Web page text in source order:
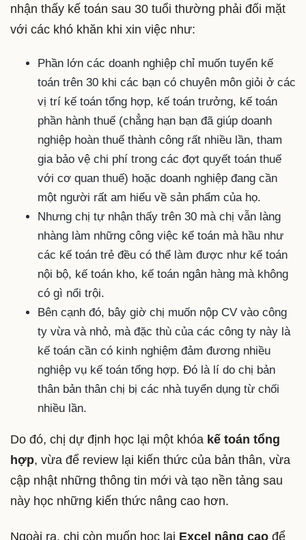
nhận thấy kế toán sau 30 tuổi thường phải đối mặt
với các khó khăn khi xin việc như:
Phần lớn các doanh nghiệp chỉ muốn tuyển kế
toán trên 30 khi các bạn có chuyên môn giỏi ở các
vị trí kế toán tổng hợp, kế toán trưởng, kế toán
phần hành thuế (chẳng hạn bạn đã giúp doanh
nghiệp hoàn thuế thành công rất nhiều lần, tham
gia bảo vệ chi phí trong các đợt quyết toán thuế
với cơ quan thuế) hoặc doanh nghiệp đang cần
một người rất am hiểu về sản phẩm của họ.
Nhưng chị tự nhận thấy trên 30 mà chị vẫn làng
nhàng làm những công việc kế toán mà hầu như
các kế toán trẻ đều có thể làm được như kế toán
nội bộ, kế toán kho, kế toán ngân hàng mà không
có gì nổi trội.
Bên cạnh đó, bây giờ chị muốn nộp CV vào công
ty vừa và nhỏ, mà đặc thù của các công ty này là
kế toán cần có kinh nghiệm đảm đương nhiều
nghiệp vụ kế toán tổng hợp. Đó là lí do chị bản
thân bản thân chị bị các nhà tuyển dụng từ chối
nhiều lần.
Do đó, chị dự định học lại một khóa kế toán tổng
hợp, vừa để review lại kiến thức của bản thân, vừa
cập nhật những thông tin mới và tạo nền tảng sau
này học những kiến thức nâng cao hơn.
Ngoài ra, chị còn muốn học lại Excel nâng cao để